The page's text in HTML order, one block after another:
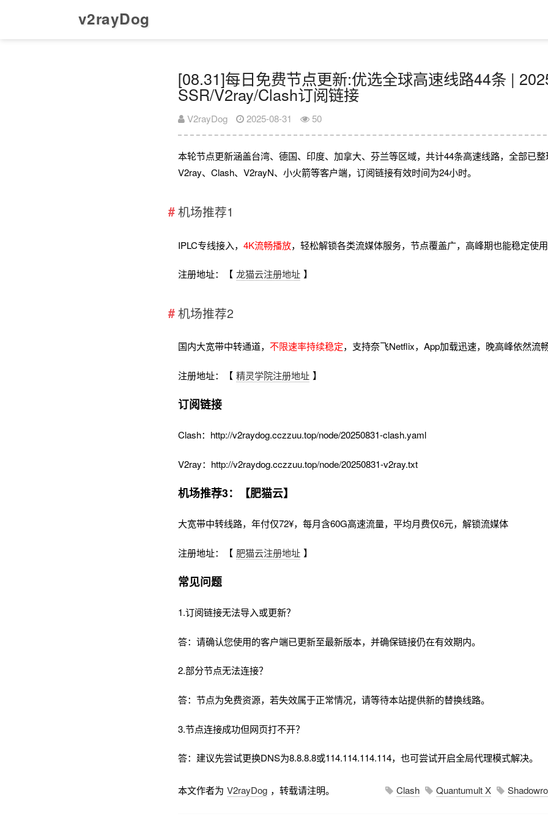
v2rayDog
[08.31]每日免费节点更新:优选全球高速线路44条 |
SSR/V2ray/Clash订阅链接
V2rayDog 2025-08-31 50
本轮节点更新涵盖台湾、德国、印度、加拿大、芬兰等区域，共计44条高速线路，全部已
V2ray、Clash、V2rayN、小火箭等客户端，订阅链接有效时间为24小时。
机场推荐1
IPLC专线接入，4K流畅播放，轻松解锁各类流媒体服务，节点覆盖广，高峰期也能稳定使
注册地址：【 龙猫云注册地址 】
机场推荐2
国内大宽带中转通道，不限速率持续稳定，支持奈飞Netflix，App加载迅速，晚高峰依然流
注册地址：【 精灵学院注册地址 】
订阅链接
Clash：http://v2raydog.cczzuu.top/node/20250831-clash.yaml
V2ray：http://v2raydog.cczzuu.top/node/20250831-v2ray.txt
机场推荐3：【肥猫云】
大宽带中转线路，年付仅72¥，每月含60G高速流量，平均月费仅6元，解锁流媒体
注册地址：【 肥猫云注册地址 】
常见问题
1.订阅链接无法导入或更新？
答：请确认您使用的客户端已更新至最新版本，并确保链接仍在有效期内。
2.部分节点无法连接？
答：节点为免费资源，若失效属于正常情况，请等待本站提供新的替换线路。
3.节点连接成功但网页打不开？
答：建议先尝试更换DNS为8.8.8.8或114.114.114.114，也可尝试开启全局代理模式解决。
本文作者为 V2rayDog ，转载请注明。 Clash Quantumult X